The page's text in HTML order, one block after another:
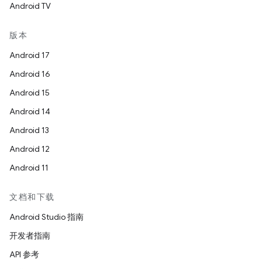
Android TV
版本
Android 17
Android 16
Android 15
Android 14
Android 13
Android 12
Android 11
文档和下载
Android Studio 指南
开发者指南
API 参考